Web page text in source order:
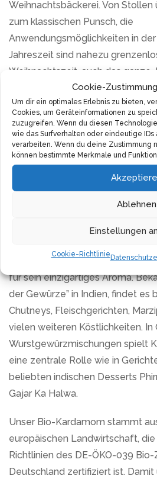
Cookie-
Um dir ein optimales Erlebnis zu bieten,
Cookies, um Geräteinformationen zu
zuzugreifen. Wenn du diesen
wie das Surfverhalten oder eindeutige IDs
verarbeiten. Wenn du deine Zustimmung
können bestimmte Merkmale und
Ablehnen
Einstellungen
Cookie-Richtlinie
Weihnachtsbäckerei. Von Stollen
zum klassischen Punsch, die
Anwendungsmöglichkeiten in
Jahreszeit sind nahezu
Weihnachtszeit, auch das ganze
dieses typisch orientalische
Rezepte mit seiner einzigartigen
Die Vielseitigkeit des Bio-
Grenzen. Egal, ob in süßen oder
Kardamomsamen können ganz,
gemahlen hinzugefügt werden,
Aroma zu entfalten. Eine Prise
und sie unvergesslich zu machen.
Auch die beliebte asiatische
für sein einzigartiges Aroma.
der Gewürze” in Indien, findet es
Chutneys, Fleischgerichten,
vielen weiteren Köstlichkeiten. In
Wurstgewürzmischungen spielt
eine zentrale Rolle wie in
beliebten indischen Desserts
Gajar Ka Halwa.
Unser Bio-Kardamom stammt
europäischen Landwirtschaft,
Richtlinien des DE-ÖKO-039
Deutschland zertifiziert ist.